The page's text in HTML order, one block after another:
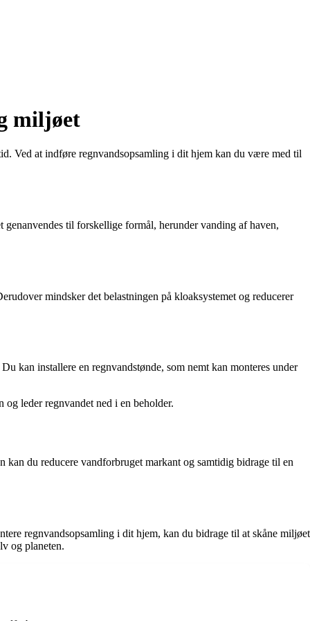
miljøet
Ved at indføre regnvandsopsamling i dit hjem kan du være med til
genanvendes til forskellige formål, herunder vanding af haven,
mindsker det belastningen på kloaksystemet og reducerer
kan installere en regnvandstønde, som nemt kan monteres under
og leder regnvandet ned i en beholder.
kan du reducere vandforbruget markant og samtidig bidrage til en
regnvandsopsamling i dit hjem, kan du bidrage til at skåne miljøet
og planeten.